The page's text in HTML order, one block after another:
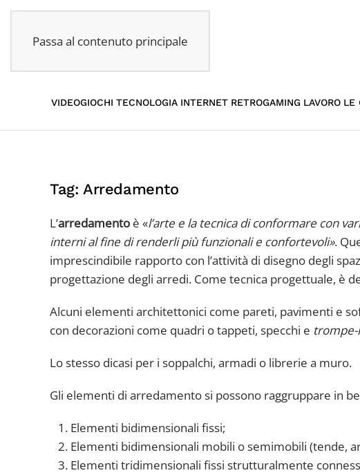
Passa al contenuto principale
VIDEOGIOCHI TECNOLOGIA INTERNET RETROGAMING LAVORO LE
Tag:Arredamento
L’arredamento è «l’arte e la tecnica di conformare con
interni al fine di renderli più funzionali e confortevoli».
imprescindibile rapporto con l’attività di disegno degli
progettazione degli arredi. Come tecnica progettuale, è
Alcuni elementi architettonici come pareti, pavimenti e
con decorazioni come quadri o tappeti, specchi e trompe-
Lo stesso dicasi per i soppalchi, armadi o librerie a muro.
Gli elementi di arredamento si possono raggruppare in
Elementi bidimensionali fissi;
Elementi bidimensionali mobili o semimobili (tende,
Elementi tridimensionali fissi strutturalmente